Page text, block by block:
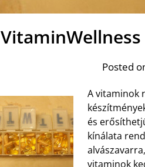
Posted
A vitaminok
és
kínálata
vitaminok